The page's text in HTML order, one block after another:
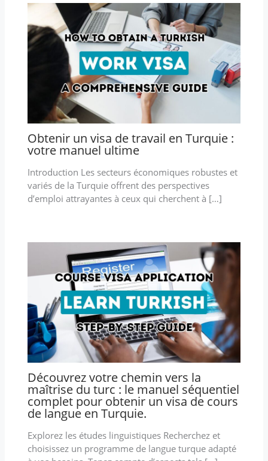
Obtenir un visa de travail en Turquie :
votre manuel ultime
Introduction Les secteurs économiques robustes et
variés de la Turquie offrent des perspectives
d’emploi attrayantes à ceux qui cherchent à […]
Découvrez votre chemin vers la
maîtrise du turc : le manuel séquentiel
complet pour obtenir un visa de cours
de langue en Turquie.
Explorez les études linguistiques Recherchez et
choisissez un programme de langue turque adapté